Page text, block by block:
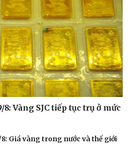
Vàng SJC tiếp tục trụ ở mức
Giá vàng trong nước và thế giới